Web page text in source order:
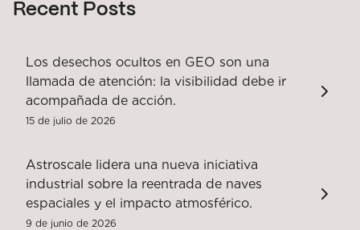
Recent Posts
Los desechos ocultos en GEO son una
llamada de atención: la visibilidad debe ir
acompañada de acción.
15 de julio de 2026
Astroscale lidera una nueva iniciativa
industrial sobre la reentrada de naves
espaciales y el impacto atmosférico.
9 de junio de 2026